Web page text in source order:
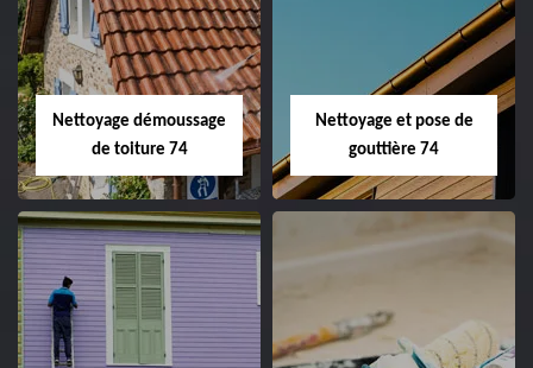
Nettoyage démoussage
de toiture 74
Nettoyage et pose de
gouttière 74